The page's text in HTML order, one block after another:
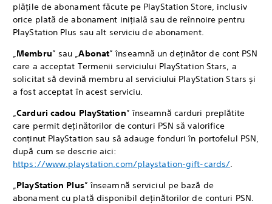
plățile de abonament făcute pe PlayStation Store, inclusiv
orice plată de abonament inițială sau de reînnoire pentru
PlayStation Plus sau alt serviciu de abonament.
„Membru” sau „Abonat” înseamnă un deținător de cont PSN
care a acceptat Termenii serviciului PlayStation Stars, a
solicitat să devină membru al serviciului PlayStation Stars și
a fost acceptat în acest serviciu.
„Carduri cadou PlayStation” înseamnă carduri preplătite
care permit deținătorilor de conturi PSN să valorifice
conținut PlayStation sau să adauge fonduri în portofelul PSN,
după cum se descrie aici:
https://www.playstation.com/playstation-gift-cards/.
„PlayStation Plus” înseamnă serviciul pe bază de
abonament cu plată disponibil deținătorilor de conturi PSN.